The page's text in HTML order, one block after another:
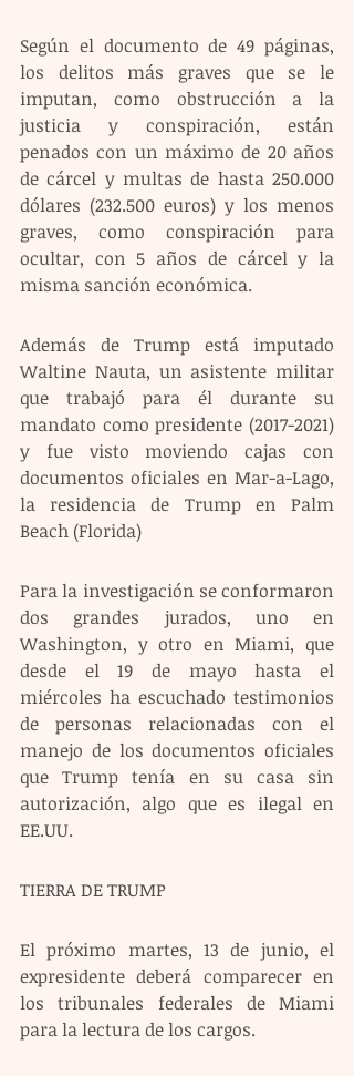
Según el documento de 49 páginas,
los delitos más graves que se le
imputan, como obstrucción a la
justicia y conspiración, están
penados con un máximo de 20 años
de cárcel y multas de hasta 250.000
dólares (232.500 euros) y los menos
graves, como conspiración para
ocultar, con 5 años de cárcel y la
misma sanción económica.
Además de Trump está imputado
Waltine Nauta, un asistente militar
que trabajó para él durante su
mandato como presidente (2017-2021)
y fue visto moviendo cajas con
documentos oficiales en Mar-a-Lago,
la residencia de Trump en Palm
Beach (Florida)
Para la investigación se conformaron
dos grandes jurados, uno en
Washington, y otro en Miami, que
desde el 19 de mayo hasta el
miércoles ha escuchado testimonios
de personas relacionadas con el
manejo de los documentos oficiales
que Trump tenía en su casa sin
autorización, algo que es ilegal en
EE.UU.
TIERRA DE TRUMP
El próximo martes, 13 de junio, el
expresidente deberá comparecer en
los tribunales federales de Miami
para la lectura de los cargos.